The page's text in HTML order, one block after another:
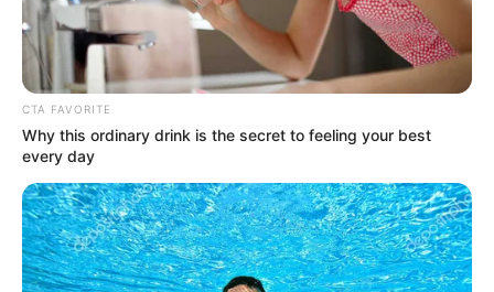
Thalita Latief adalah seorang aktris, model dan pembawa acara
yang berasal dari Jakarta.
Ia mulai dikenal berkat aktingnya dalam sinetronPutri(2007) dan
CTA FAVORITE
Why this ordinary drink is the secret to feeling your best
every day